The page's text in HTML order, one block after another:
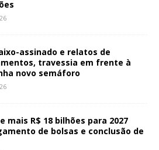
assinado e relatos de
travessia em frente à
novo semáforo
mais R$ 18 bilhões para 2027
de bolsas e conclusão de